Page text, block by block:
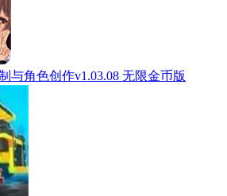
与角色创作v1.03.08 无限金币版